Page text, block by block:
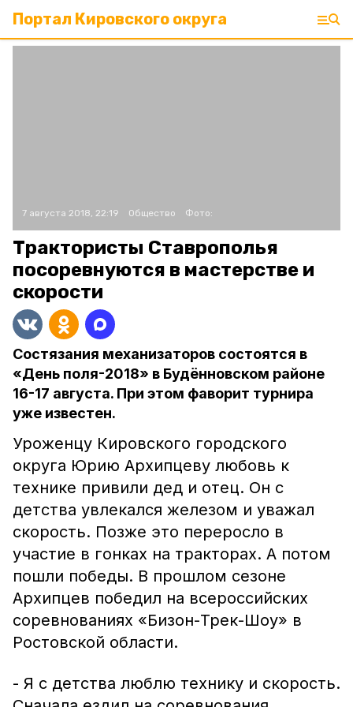
Портал Кировского округа
7 августа 2018, 22:19 Общество Фото:
Трактористы Ставрополья
посоревнуются в мастерстве и
скорости
Состязания механизаторов состоятся в
«День поля-2018» в Будённовском районе
16-17 августа. При этом фаворит турнира
уже известен.
Уроженцу Кировского городского
округа Юрию Архипцеву любовь к
технике привили дед и отец. Он с
детства увлекался железом и уважал
скорость. Позже это переросло в
участие в гонках на тракторах. А потом
пошли победы. В прошлом сезоне
Архипцев победил на всероссийских
соревнованиях «Бизон-Трек-Шоу» в
Ростовской области.
- Я с детства люблю технику и скорость.